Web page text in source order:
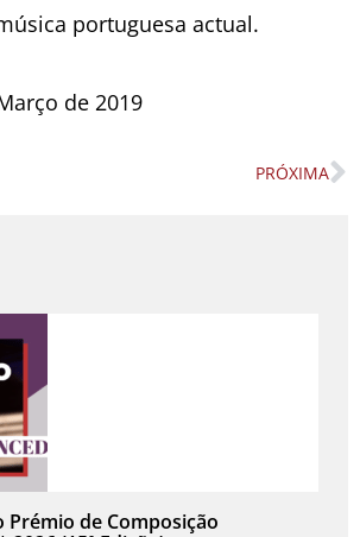
portuguesa actual.
de 2019
PRÓXIMA
Prémio de Composição